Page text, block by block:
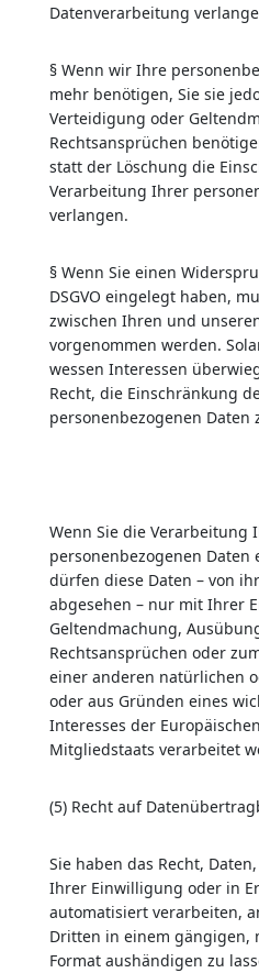
Datenverarbeitung
§ Wenn wir Ihre
mehr benötigen, Sie sie
Verteidigung oder
Rechtsansprüchen
statt der Löschung die
Verarbeitung Ihrer
verlangen.
§ Wenn Sie einen
DSGVO eingelegt haben,
zwischen Ihren und
vorgenommen werden.
wessen Interessen
Recht, die Einschränkung
personenbezogenen Daten
Wenn Sie die Verarbeitung
personenbezogenen Daten
dürfen diese Daten – von
abgesehen – nur mit Ihrer
Geltendmachung,
Rechtsansprüchen oder
einer anderen natürlichen
oder aus Gründen eines
Interesses der
Mitgliedstaats verarbeitet
(5) Recht auf
Sie haben das Recht,
Ihrer Einwilligung oder in
automatisiert verarbeiten,
Dritten in einem gängigen,
Format aushändigen zu